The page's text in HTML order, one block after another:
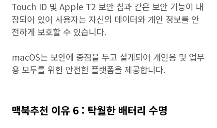
Touch ID 및 Apple T2 보안 칩과 같은 보안 기능이 내
장되어 있어 사용자는 자신의 데이터와 개인 정보를 안
전하게 보호할 수 있습니다.
macOS는 보안에 중점을 두고 설계되어 개인용 및 업무
용 모두를 위한 안전한 플랫폼을 제공합니다.
맥북추천 이유 6 : 탁월한 배터리 수명